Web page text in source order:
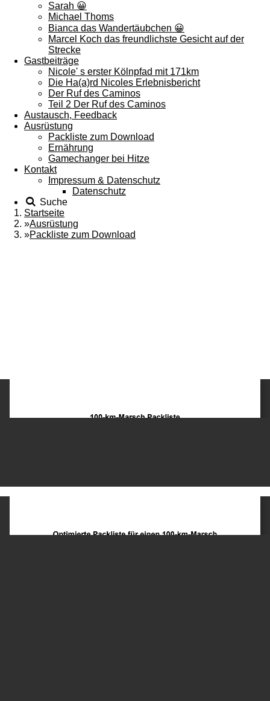
Sarah 😀
Michael Thoms
Bianca das Wandertäubchen 😀
Marcel Koch das freundlichste Gesicht auf der
Strecke
Gastbeiträge
Nicole' s erster Kölnpfad mit 171km
Die Ha(a)rd Nicoles Erlebnisbericht
Der Ruf des Caminos
Teil 2 Der Ruf des Caminos
Austausch, Feedback
Ausrüstung
Packliste zum Download
Ernährung
Gamechanger bei Hitze
Kontakt
Impressum & Datenschutz
Datenschutz
Suche
Startseite
»Ausrüstung
»Packliste zum Download